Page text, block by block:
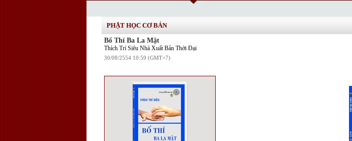
PHẬT HỌC CƠ BẢN
Bố Thí Ba La Mật
Thích Trí Siêu Nhà Xuất Bản Thời Đại
30/08/2554 10:59 (GMT+7)